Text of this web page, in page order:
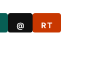
@ RT